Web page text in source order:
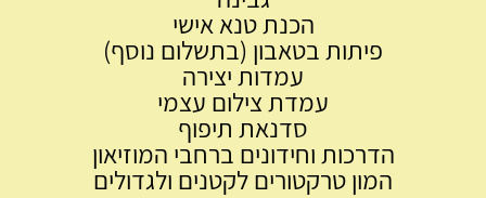
הכנת טנא אישי
פיתות בטאבון (בתשלום נוסף)
עמדות יצירה
עמדת צילום עצמי
סדנאת תיפוף
הדרכות וחידונים ברחבי המוזיאון
המון טרקטורים לקטנים ולגדולים